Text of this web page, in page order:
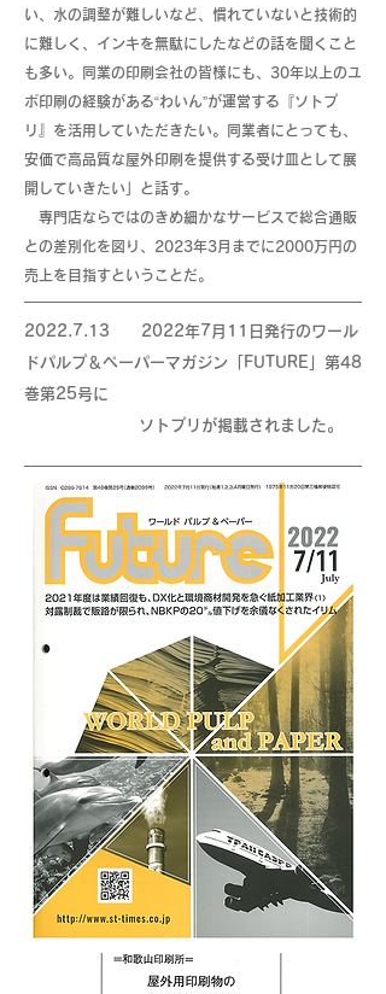
い、水の調整が難しいなど、慣れていないと技術的
に難しく、インキを無駄にしたなどの話を聞くこと
も多い。同業の印刷会社の皆様にも、30年以上のユ
ポ印刷の経験がある“わいん”が運営する『ソトプ
リ』を活用していただきたい。同業者にとっても、
安価で高品質な屋外印刷を提供する受け皿として展
開していきたい」と話す。
専門店ならではのきめ細かなサービスで総合通販
との差別化を図り、2023年3月までに2000万円の
売上を目指すということだ。
2022.7.13 2022年7月11日発行のワール
ドパルプ＆ペーパーマガジン「FUTURE」第48
巻第25号に
ソトプリが掲載されました。